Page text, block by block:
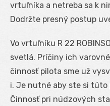
vrtuľníka a netreba sa k
Dodržte presný postup
Vo vrtuľníku R 22
svetlá. Príčiny ich
činnosť pilota sme už
i. Je nutné aby ste si túto
Činnosť pri núdzových